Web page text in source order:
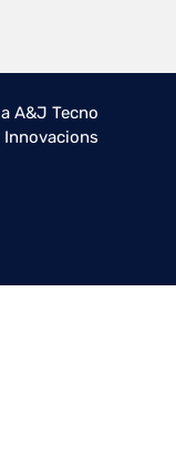
A&J Tecno
Innovacions